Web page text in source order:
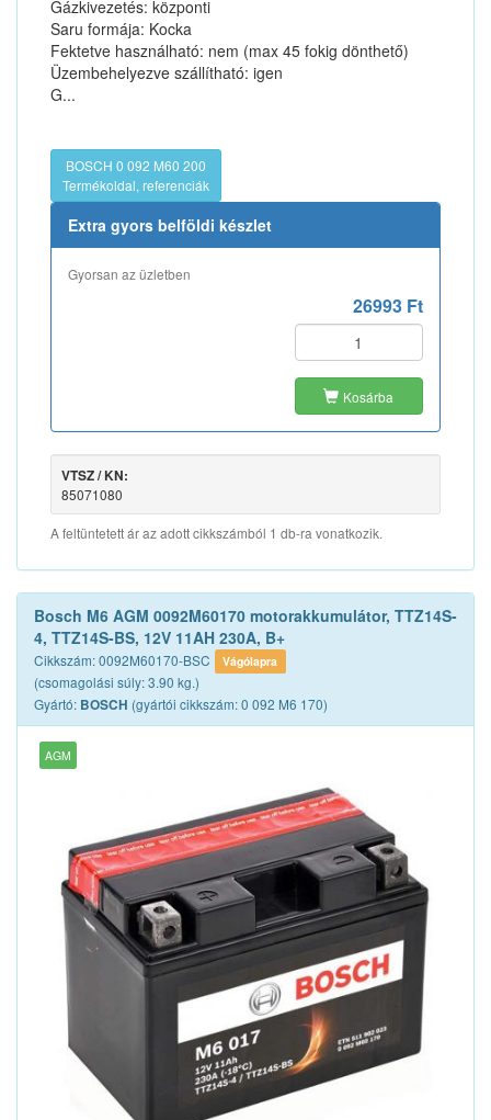
Gázkivezetés: központi
Saru formája: Kocka
Fektetve használható: nem (max 45 fokig dönthető)
Üzembehelyezve szállítható: igen
G...
BOSCH 0 092 M60 200
Termékoldal, referenciák
Extra gyors belföldi készlet
Gyorsan az üzletben
26993 Ft
Kosárba
VTSZ / KN:
85071080
A feltüntetett ár az adott cikkszámból 1 db-ra vonatkozik.
Bosch M6 AGM 0092M60170 motorakkumulátor, TTZ14S-
4, TTZ14S-BS, 12V 11AH 230A, B+
Cikkszám: 0092M60170-BSC Vágólapra
(csomagolási súly: 3.90 kg.)
Gyártó: BOSCH (gyártói cikkszám: 0 092 M6 170)
AGM